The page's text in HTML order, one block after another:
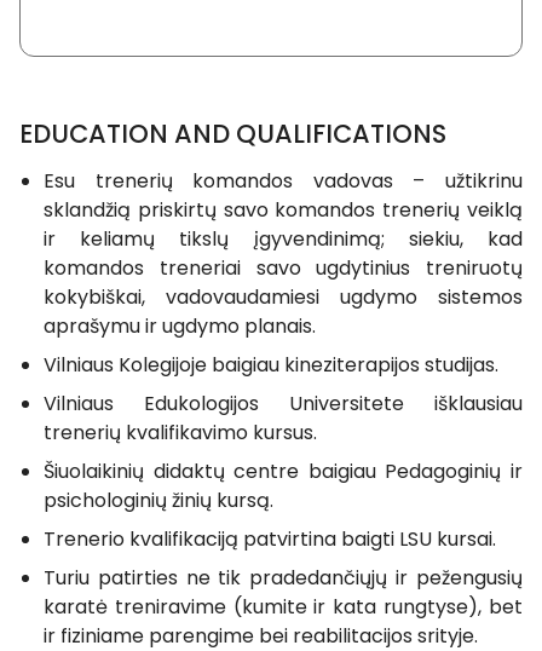
EDUCATION AND QUALIFICATIONS
Esu trenerių komandos vadovas – užtikrinu
sklandžią priskirtų savo komandos trenerių veiklą
ir keliamų tikslų įgyvendinimą; siekiu, kad
komandos treneriai savo ugdytinius treniruotų
kokybiškai, vadovaudamiesi ugdymo sistemos
aprašymu ir ugdymo planais.
Vilniaus Kolegijoje baigiau kineziterapijos studijas.
Vilniaus Edukologijos Universitete išklausiau
trenerių kvalifikavimo kursus.
Šiuolaikinių didaktų centre baigiau Pedagoginių ir
psichologinių žinių kursą.
Trenerio kvalifikaciją patvirtina baigti LSU kursai.
Turiu patirties ne tik pradedančiųjų ir pežengusių
karatė treniravime (kumite ir kata rungtyse), bet
ir fiziniame parengime bei reabilitacijos srityje.